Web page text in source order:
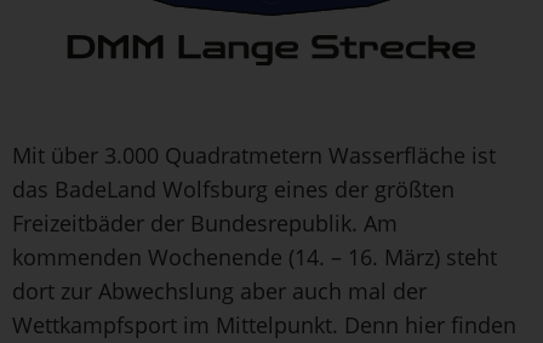
Mit über 3.000 Quadratmetern Wasserfläche ist
das BadeLand Wolfsburg eines der größten
Freizeitbäder der Bundesrepublik. Am
kommenden Wochenende (14. – 16. März) steht
dort zur Abwechslung aber auch mal der
Wettkampfsport im Mittelpunkt. Denn hier finden